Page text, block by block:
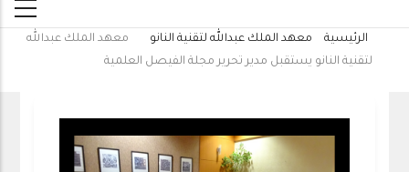
مسار
الرئيسية معهد الملك عبدالله لتقنية النانو
معهد الملك عبدالله
لتقنية النانو يستقبل مدير تحرير مجلة الفيصل العلمية